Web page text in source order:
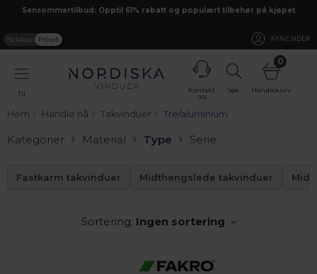
Sensommertilbud: Opptil 61% rabatt og populært tilbehør på kjøpet
Selskap Privat MINE SIDER
Til
Kontakt
oss
Søk
0
Handlekurv
Hem Handle nå Takvinduer Tre/aluminium
Kategorier Material Type Serie
Fastkarm takvinduer Midthengslede takvinduer
Sortering: Ingen sortering